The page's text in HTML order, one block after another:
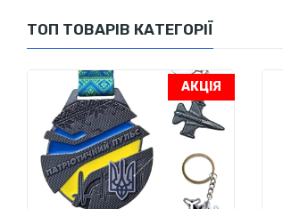
ТОП ТОВАРІВ КАТЕГОРІЇ
АКЦІЯ